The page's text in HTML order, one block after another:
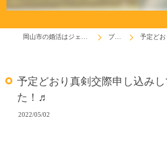
ブログ 予定どおり
予定どおり真剣交際申し込み
た！♬
2022/05/02